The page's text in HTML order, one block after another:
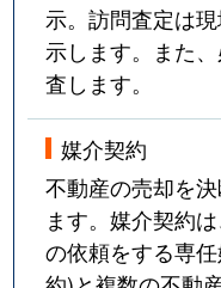
示。訪問査定は
示します。また
査します。
媒介契約
不動産の売却を
ます。媒介契約
の依頼をする専